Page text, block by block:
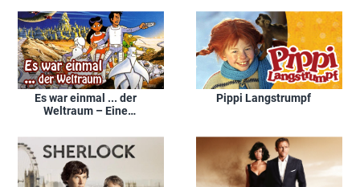
Es war einmal ... der
Weltraum – Eine
durch das Universum
Pippi Langstrumpf